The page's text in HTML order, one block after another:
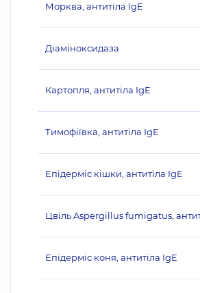
Морква, антитіла IgE
Діаміноксидаза
Картопля, антитіла IgE
Тимофіївка, антитіла IgE
Епідерміс кішки, антитіла IgE
Цвіль Aspergillus fumigatus,
Епідерміс коня, антитіла IgE